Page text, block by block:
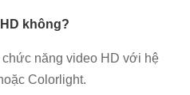
không?
năng video HD với hệ
Colorlight.